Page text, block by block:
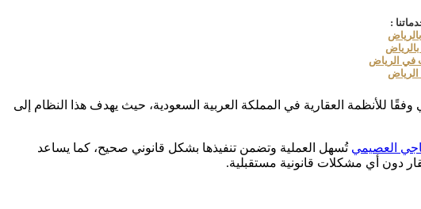
:
في الرياض
للأنظمة العقارية في المملكة العربية السعودية، حيث يهدف هذا النظام إلى
العصيمي تُسهل العملية وتضمن تنفيذها بشكل قانوني صحيح، كما يساعد
دون أي مشكلات قانونية مستقبلية.